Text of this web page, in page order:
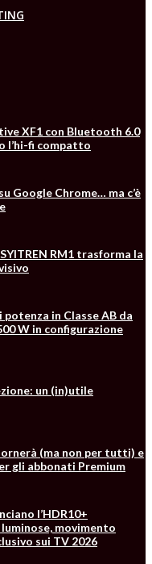
XF1 con Bluetooth 6.0
l’hi-fi compatto
Google Chrome… ma c’è
RM1 trasforma la
in Classe AB da
W in configurazione
un (in)utile
(ma non per tutti) e
gli abbonati Premium
l’HDR10+
movimento
sui TV 2026